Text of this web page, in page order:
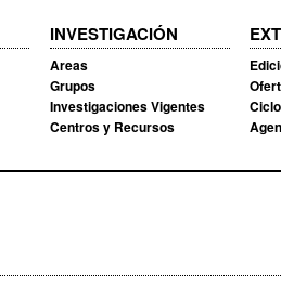
INVESTIGACIÓN
Areas
Grupos
Investigaciones Vigentes
Centros y Recursos